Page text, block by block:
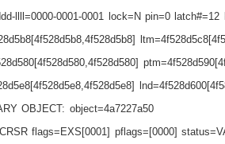
llll=0000-0001-0001 lock=N pin=0
OBJECT: object=4a7227a50
flags=EXS[0001] pflags=[0000]